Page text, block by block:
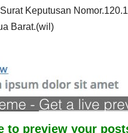
Keputusan
Barat.(wil)
to preview your